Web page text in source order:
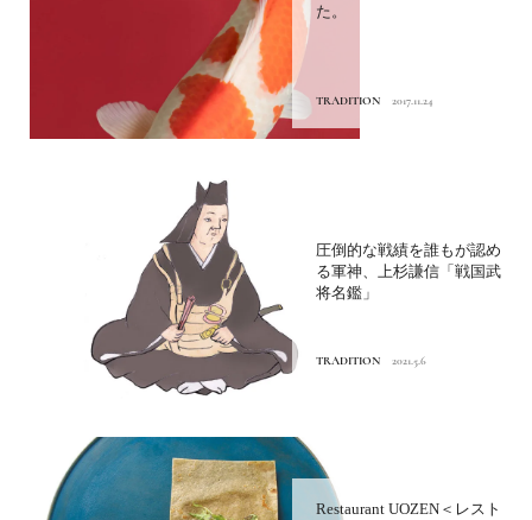
た。
TRADITION 2017.11.24
圧倒的な戦績を誰もが認め
る軍神、上杉謙信「戦国武
将名鑑」
TRADITION 2021.5.6
Restaurant UOZEN＜レスト